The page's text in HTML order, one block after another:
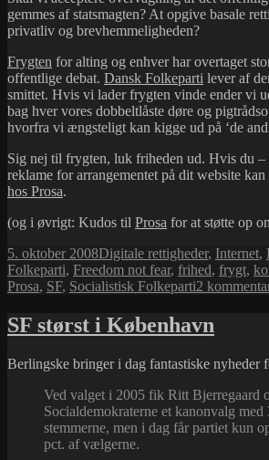
gemmes af statsmagten? At opgive basale
privatliv og brevhemmeligheden?
Frygten for alting og enhver har overtaget
offentlige debat. Dansk Folkeparti lever af
smittet. Hvis vi lader frygten vinde ender vi
bag hver vores dobbeltlåste døre og
hvorfra vi ængsteligt kan kigge ud på ‘de
Sig nej til frygten, luk friheden ud. Hvis du
reklame for arrangementet på dit website
hos Prosa.
(og i øvrigt: Kudos til Prosa for at støtte op
Udgivet
i
5. oktober 2008Kategorier
Digitale rettigheder, Internet,
Folkeparti, Freedom not fear, frihed, frygt,
Prosa, SF, Socialistisk Folkeparti2
SF størst i København
Berlingske bringer i dag fantastiske nyheder
Ved valget i 2005 fik Ritt Bjerregaard
Socialdemokraterne et kanonvalg med
stemmerne, men i dag får partiet kun
pct. af vælgerne.